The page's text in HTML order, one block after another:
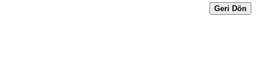
Geri Dön